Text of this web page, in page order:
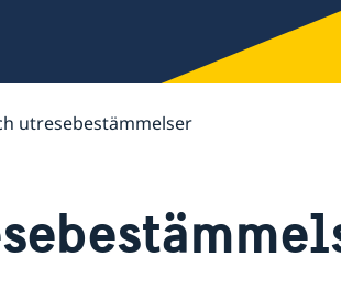
utresebestämmelser